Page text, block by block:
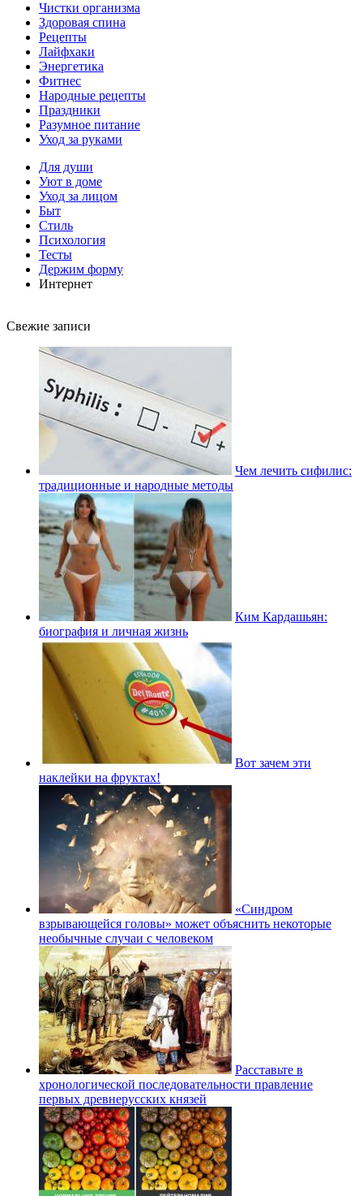
Чистки организма
Здоровая спина
Рецепты
Лайфхаки
Энергетика
Фитнес
Народные рецепты
Праздники
Разумное питание
Уход за руками
Для души
Уют в доме
Уход за лицом
Быт
Стиль
Психология
Тесты
Держим форму
Интернет
Свежие записи
Чем лечить сифилис:
традиционные и народные методы
Ким Кардашьян:
биография и личная жизнь
Вот зачем эти
наклейки на фруктах!
«Синдром
взрывающейся головы» может объяснить некоторые
необычные случаи с человеком
Расставьте в
хронологической последовательности правление
первых древнерусских князей